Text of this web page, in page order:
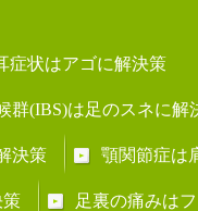
症状はアゴに解決策
群(IBS)は足のスネに解
決策 顎関節症は
策 足裏の痛みは